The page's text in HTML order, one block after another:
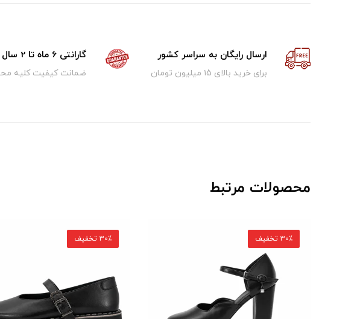
ارسال رایگان به سراسر کشور
برای خرید بالای ۱5 میلیون تومان
گارانتی 6 ماه تا 2 سال
ضمانت کیفیت کلیه
محصولات مرتبط
30٪ تخفیف 30٪ تخفیف